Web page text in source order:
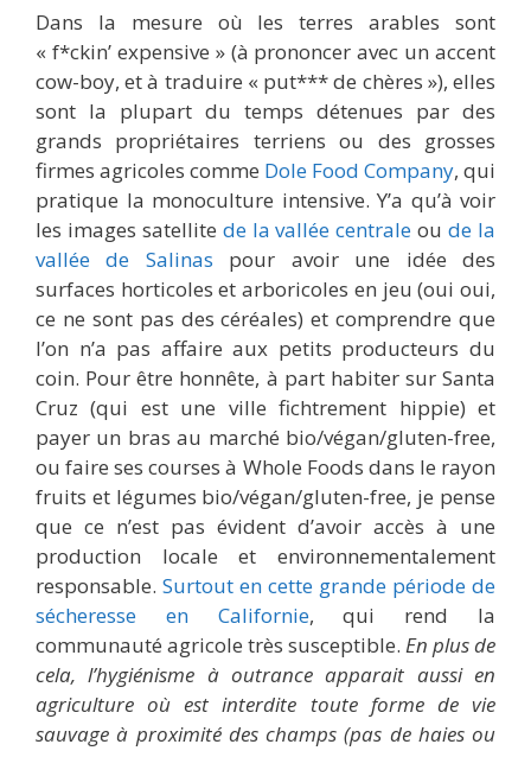
Dans la mesure où les terres arables sont
« f*ckin’ expensive » (à prononcer avec un accent
cow-boy, et à traduire « put*** de chères »), elles
sont la plupart du temps détenues par des
grands propriétaires terriens ou des grosses
firmes agricoles comme Dole Food Company, qui
pratique la monoculture intensive. Y’a qu’à voir
les images satellite de la vallée centraleoude la
vallée de Salinas pour avoir une idée des
surfaces horticoles et arboricoles en jeu (oui oui,
ce ne sont pas des céréales) et comprendre que
l’on n’a pas affaire aux petits producteurs du
coin. Pour être honnête, à part habiter sur Santa
Cruz (qui est une ville fichtrement hippie) et
payer un bras au marché bio/végan/gluten-free,
ou faire ses courses à Whole Foods dans le rayon
fruits et légumes bio/végan/gluten-free, je pense
que ce n’est pas évident d’avoir accès à une
production locale et environnementalement
responsable. Surtout en cette grande période de
sécheresse en Californie, qui rend la
communauté agricole très susceptible. En plus de
cela, l’hygiénisme à outrance apparait aussi en
agriculture où est interdite toute forme de vie
sauvage à proximité des champs (pas de haies ou